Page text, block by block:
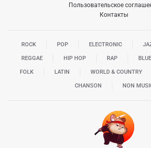
Пользовательское
Контакты
ROCK POP ELECTRONIC
REGGAE HIP HOP RAP
FOLK LATIN WORLD & COUNTRY
CHANSON NON